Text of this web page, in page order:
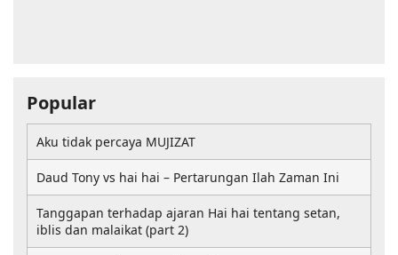
Popular
Aku tidak percaya MUJIZAT
Daud Tony vs hai hai – Pertarungan Ilah Zaman Ini
Tanggapan terhadap ajaran Hai hai tentang setan,
iblis dan malaikat (part 2)